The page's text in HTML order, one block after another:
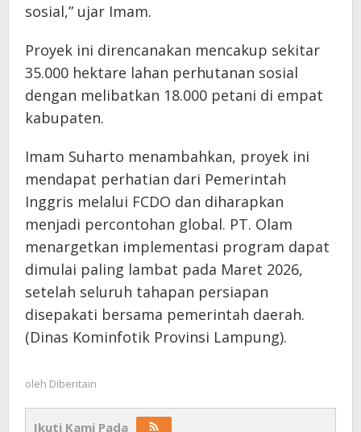
sosial,” ujar Imam.
Proyek ini direncanakan mencakup sekitar
35.000 hektare lahan perhutanan sosial
dengan melibatkan 18.000 petani di empat
kabupaten.
Imam Suharto menambahkan, proyek ini
mendapat perhatian dari Pemerintah
Inggris melalui FCDO dan diharapkan
menjadi percontohan global. PT. Olam
menargetkan implementasi program dapat
dimulai paling lambat pada Maret 2026,
setelah seluruh tahapan persiapan
disepakati bersama pemerintah daerah.
(Dinas Kominfotik Provinsi Lampung).
oleh Diberitain
Ikuti Kami Pada